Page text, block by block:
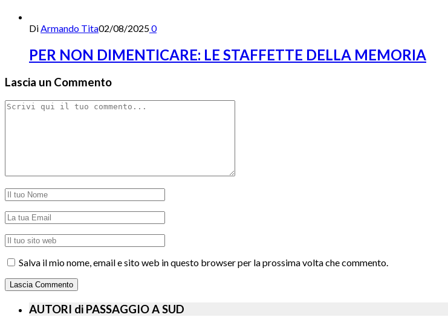
DiArmando Tita02/08/20250
PER NON DIMENTICARE: LE STAFFETTE DELLA MEMORIA
Lascia un Commento
Salva il mio nome, email e sito web in questo browser per la prossima volta che commento.
AUTORI di PASSAGGIO A SUD